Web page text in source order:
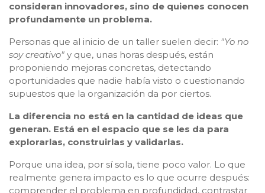
consideran innovadores, sino de quienes conocen
profundamente un problema.
Personas que al inicio de un taller suelen decir: "Yo no
soy creativo" y que, unas horas después, están
proponiendo mejoras concretas, detectando
oportunidades que nadie había visto o cuestionando
supuestos que la organización da por ciertos.
La diferencia no está en la cantidad de ideas que
generan. Está en el espacio que se les da para
explorarlas, construirlas y validarlas.
Porque una idea, por sí sola, tiene poco valor. Lo que
realmente genera impacto es lo que ocurre después:
comprender el problema en profundidad, contrastar